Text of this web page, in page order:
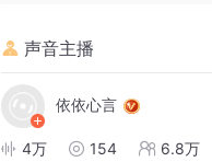
声音主播
依依心言
4万 154 6.8万